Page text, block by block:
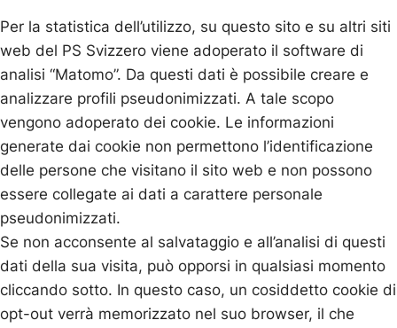
Per la statistica dell’utilizzo, su questo sito e su altri siti
web del PS Svizzero viene adoperato il software di
analisi “Matomo”. Da questi dati è possibile creare e
analizzare profili pseudonimizzati. A tale scopo
vengono adoperato dei cookie. Le informazioni
generate dai cookie non permettono l’identificazione
delle persone che visitano il sito web e non possono
essere collegate ai dati a carattere personale
pseudonimizzati.
Se non acconsente al salvataggio e all’analisi di questi
dati della sua visita, può opporsi in qualsiasi momento
cliccando sotto. In questo caso, un cosiddetto cookie di
opt-out verrà memorizzato nel suo browser, il che